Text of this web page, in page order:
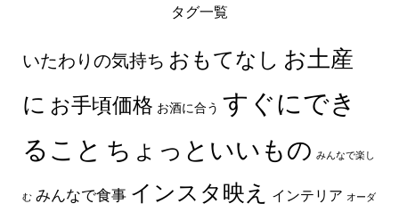
タグ一覧
いたわりの気持ち おもてなし お土産
に お手頃価格 お酒に合う すぐにでき
ること ちょっといいもの みんなで楽し
む みんなで食事 インスタ映え インテリア オーダ